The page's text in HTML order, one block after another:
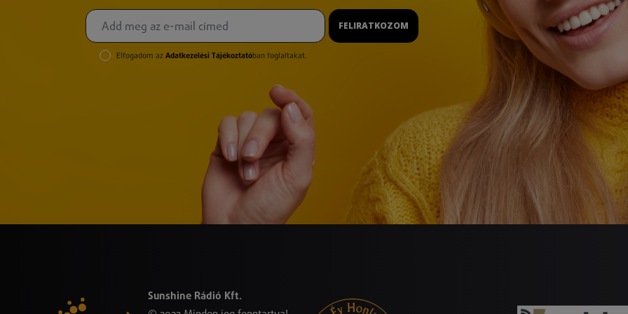
FELIRATKOZOM
Elfogadom az Adatkezelési Tájékoztatóban foglaltakat.
Sunshine Rádió Kft.